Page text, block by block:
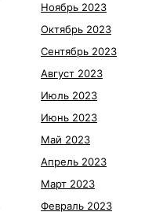
Ноябрь 2023
Октябрь 2023
Сентябрь 2023
Август 2023
Июль 2023
Июнь 2023
Май 2023
Апрель 2023
Март 2023
Февраль 2023